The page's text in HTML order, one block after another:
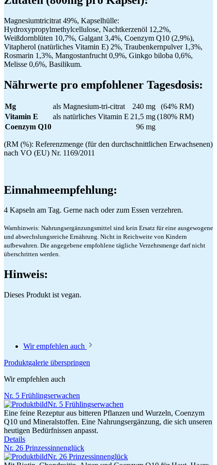
Magnesiumtricitrat 49%, Kapselhülle:
Hydroxypropylmethylcellulose, Nachtkerzenöl 12,2%,
Weißdornblüten 10,7%, Galgant 3,4%, Coenzym Q10 (2,9%),
Vitapherol (natürliches Vitamin E) 2%, Traubenkernpulver 1,3%,
Rosmarin 1,3%, Mangostanfrucht 0,9%, Ginkgo biloba 0,6%,
Melisse 0,6%, Basilikum.
Nährwerte pro empfohlener Tagesdosis:
Mg als Magnesium-tri-citrat 240 mg
(64% RM)
Vitamin E
als natürliches Vitamin E 21,5 mg(180% RM)
Coenzym Q10
96 mg
(RM (%): Referenzmenge (für den durchschnittlichen Erwachsenen)
nach VO (EU) Nr. 1169/2011
Einnahmeempfehlung:
4 Kapseln am Tag. Gerne nach oder zum Essen verzehren.
Warnhinweis: Nahrungsergänzungsmittel sind kein Ersatz für eine ausgewogene
und abwechslungsreiche Ernährung. Nicht in Reichweite von Kindern
aufbewahren. Die angegebene empfohlene tägliche Verzehrsmenge darf nicht
überschritten werden.
Hinweis:
Dieses Produkt ist vegan.
Wir empfehlen auch
Produktgalerie überspringen
Wir empfehlen auch
Nr. 5 Frühlingserwachen
Eine feine Rezeptur aus bitteren Pflanzen und Wurzeln, Coenzym
Q10 und Mineralstoffen. Eine Nahrungsergänzung, die sich unseren
heutigen Bedürfnissen anpasst.
Details
Nr. 26 Prinzessinnenglück